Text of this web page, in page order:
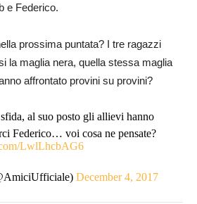
e Federico.
prossima puntata? I tre ragazzi
la maglia nera, quella stessa maglia
affrontato provini su provini?
al suo posto gli allievi hanno
Federico… voi cosa ne pensate?
LwlLhcbAG6
December 4, 2017